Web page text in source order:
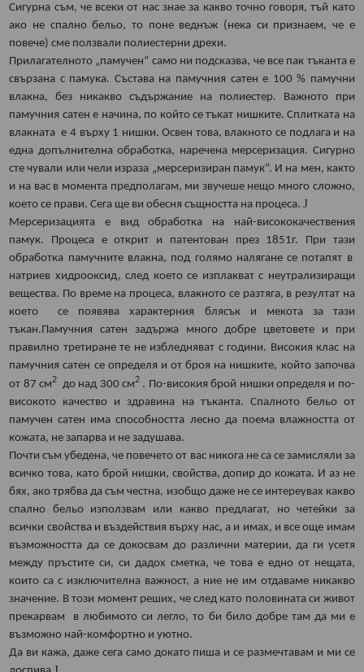
Сигурна съм, че всеки от нас знае за какво точно говоря, тъй като
ако не спално бельо, то поне веднъж (нека си признаем, че е
повече) сме ползвали полиестерни дрехи.
Прилагателното „памучен“ само ни подсказва, че все пак тъканта е
свързана с памука. Състава на памучния сатен е 100 % памучни
влакна, без никакво съдържание на полиестер. Важното при
памучния сатен е начина, по който се тъкат нишките. Сплитката на
влакната е 4 върху 1 нишки. Освен това, влакното се подлага и на
една допълнителна обработка, наречена мерсеризация. Сигурно
сте чували или чели израза „мерсеризиран памук“. И на мен, както
и на вас в момента предполагам, ми звучеше нещо много сложно,
което се прави. Сега ще ви обесня същността на процеса.J
Мерсеризацията е вид обработка на най-висококачествения
памук. Процеса е открит и патентован през 1851г. При тази
обработка памучните влакна, под голямо налягане се потапят в
натриев хидрооксид, след което се изплакват с неутрализиращи
вещества. По време на процеса, влакното се разтяга, в резултат на
което се появява характерния блясък и мекота за тази
тъкан.Памучния сатен задържа много добре цветовете и при
правилно третиране те не избледняват с години. Високия клас на
памучния сатен се определя и от броя на нишките, който започва
от 87 см2 до над 300 см2 . По-високия брой нишки определя и по-
високото качество и здравина на тъканта. Спалното бельо от
памучен сатен има способността лесно да поема влажността от
кожата, не запарва и не задушава.
Почти съм убедена, че повечето от вас никога не са се замисляли за
всичко това, като брой нишки, свойства, допир до кожата. И аз не
бях, ако трябва да съм честна, изобщо даже не се интереувах какво
спално бельо използвам или какво предлагат, но четейки за
всички свойства и въздействия върху нас, а и имах, и все още имам
възможността да се докосвам до различни материи, да ги усетя
между пръстите си, си дадох сметка, че това е едно от нещата,
които са с изключителна важност, а ние не им отдаваме никакво
значение. В този момент реших, че след като половината си живот
прекарвам в любимото си легло, то би било добре там да ми е
възможно най-комфортно и уютно.
Да ви кажа, даже сега само докато пиша и се размечтавам и ми се
J